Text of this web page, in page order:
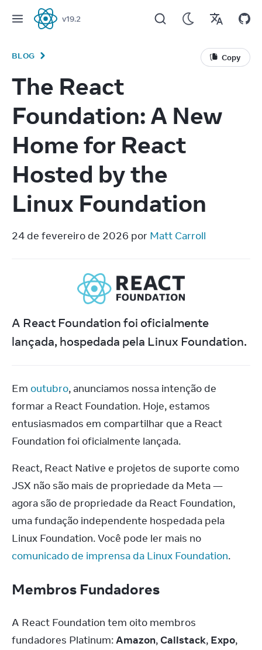
React
v19.2
BLOG Copy
The React
Foundation: A New
Home for React
Hosted by the
Linux Foundation
24 de fevereiro de 2026 por Matt Carroll
A React Foundation foi oficialmente
lançada, hospedada pela Linux Foundation.
Em outubro, anunciamos nossa intenção de
formar a React Foundation. Hoje, estamos
entusiasmados em compartilhar que a React
Foundation foi oficialmente lançada.
React, React Native e projetos de suporte como
JSX não são mais de propriedade da Meta —
agora são de propriedade da React Foundation,
uma fundação independente hospedada pela
comunicado de imprensa da Linux Foundation.
Membros Fundadores
A React Foundation tem oito membros
fundadores Platinum: Amazon, Callstack, Expo